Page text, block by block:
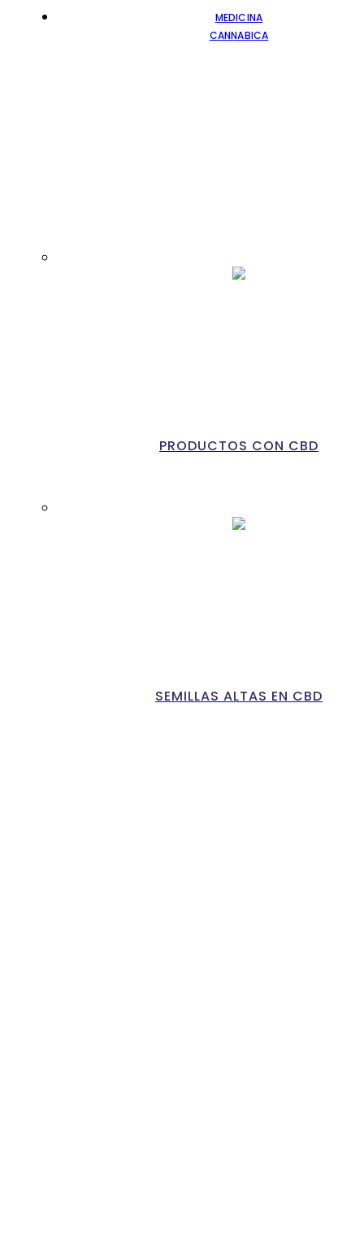
MEDICINA
CANNABICA
PRODUCTOS CON CBD
SEMILLAS ALTAS EN CBD